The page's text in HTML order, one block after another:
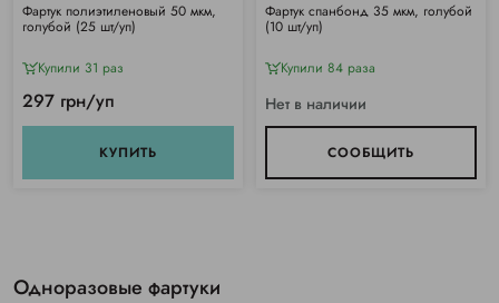
Фартук полиэтиленовый 50 мкм,
голубой (25 шт/уп)
Купили 31 раз
297 грн/уп
КУПИТЬ
Фартук спанбонд 35 мкм, голубой
(10 шт/уп)
Купили 84 раза
Нет в наличии
СООБЩИТЬ
Одноразовые фартуки